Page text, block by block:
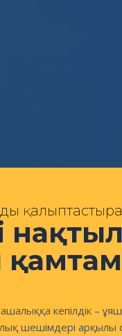
кепілдік –
шешімдері арқылы